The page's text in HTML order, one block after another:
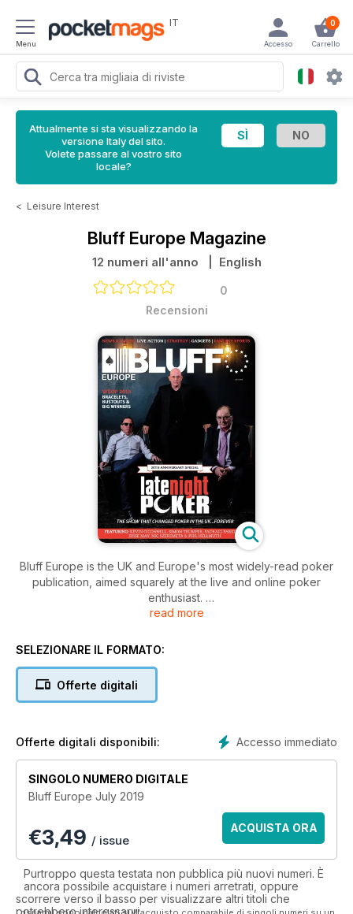
Menu
IT 0
Carrello
Accesso
Attualmente si sta visualizzando la
versione Italy del sito.
Volete passare al vostro sito
locale?
< Leisure Interest
Bluff Europe Magazine
12 numeri all'anno | English
0
Recensioni
Bluff Europe is the UK and Europe's most widely-read poker
publication, aimed squarely at the live and online poker
enthusiast.
poker clubs. Regular contributors include Jeff Kimber, Alex
read more
SELEZIONARE IL FORMATO:
Offerte digitali
Accesso immediato
Offerte digitali disponibili:
SINGOLO NUMERO DIGITALE
Bluff Europe July 2019
€3,49 / issue
ACQUISTA ORA
Purtroppo questa testata non pubblica più nuovi numeri. È
ancora possibile acquistare i numeri arretrati, oppure
scorrere verso il basso per visualizzare altri titoli che
potrebbero interessarvi.